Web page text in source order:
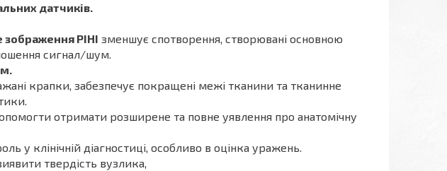
датчиків.
зображення PIHI зменшує спотворення, створювані основною
сигнал/шум.
крапки, забезпечує покращені межі тканини та тканинне
отримати розширене та повне уявлення про анатомічну
у клінічній діагностиці, особливо в оцінка уражень.
твердість вузлика,